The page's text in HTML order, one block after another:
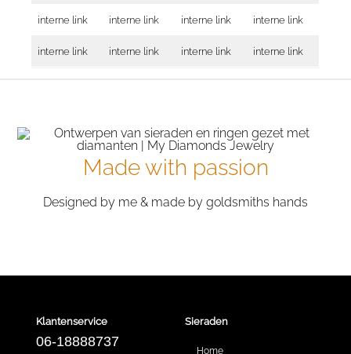
interne link interne link interne link interne link
interne link interne link interne link interne link
Made with passion
Designed by me & made by goldsmiths hands
Klantenservice
06-18888737
Sieraden
Home